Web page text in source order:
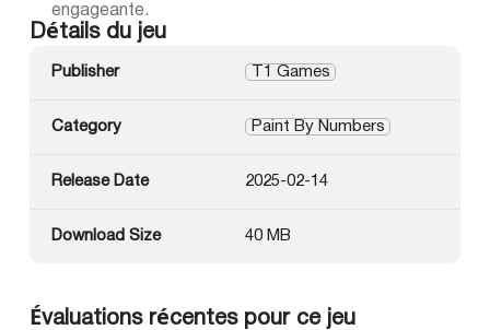
engageante.
Détails du jeu
Publisher T1 Games
Category Paint By Numbers
Release Date 2025-02-14
Download Size 40 MB
Évaluations récentes pour ce jeu